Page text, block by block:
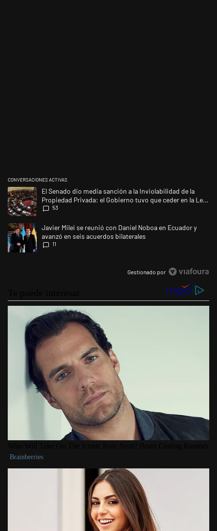
CONVERSACIONES ACTIVAS
Este listado muestra los artículos con más comentarios en los últimos
Un artículo de tendencia con el título "El Senado dio media sanción a
El Senado dio media sanción a la Inviolabilidad de la
Propiedad Privada: el Gobierno tuvo que ceder en la Ley
del Manejo del Fuego
53
Un artículo de tendencia con el título "Javier Milei se reunió con
Javier Milei se reunió con Daniel Noboa en Ecuador y
avanzó en seis acuerdos bilaterales
11
Gestionado por